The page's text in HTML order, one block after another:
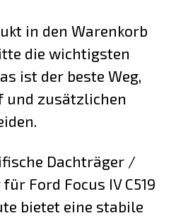
in den Warenkorb
die wichtigsten
ist der beste Weg,
und zusätzlichen
Dachträger /
Ford Focus IV C519
bietet eine stabile